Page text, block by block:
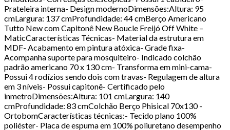
Prateleira interna- Design modernoDimensões:Altura: 95
cmLargura: 137 cmProfundidade: 44 cmBerço Americano
Tutto New com Capitonê New Boucle Freijó Off White –
MaticCaracterísticas Técnicas- Material da estrutura em
MDF- Acabamento em pintura atóxica- Grade fixa-
Acompanha suporte para mosquiteiro- Indicado colchão
padrão americano 70 x 130 cm- Transforma em mini-cama-
Possui 4 rodízios sendo dois com travas- Regulagem de altura
em 3 níveis- Possui capitonê- Certificado pelo
inmetroDimensões:Altura: 101 cmLargura: 140
cmProfundidade: 83 cmColchão Berço Phisical 70x130 -
OrtobomCaracterísticas técnicas:- Tecido plano 100%
poliéster- Placa de espuma em 100% poliuretano desempenho